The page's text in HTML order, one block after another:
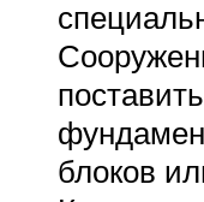
блоков